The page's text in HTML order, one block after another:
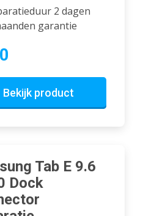
2 dagen
garantie
Bekijk product
Tab E 9.6
Dock